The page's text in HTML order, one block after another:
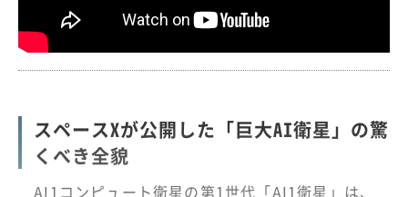
スペースXが公開した「巨大AI衛星」の驚
くべき全貌
AI1コンピュート衛星の第1世代「AI1衛星」は、